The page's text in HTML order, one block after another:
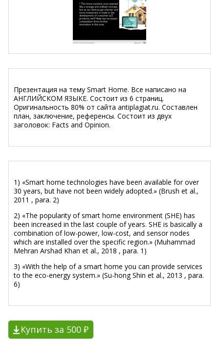
Презентация на тему Smart Home. Все написано на
АНГЛИЙСКОМ ЯЗЫКЕ. Состоит из 6 страниц.
Оригинальность 80% от сайта antiplagiat.ru. Составлен
план, заключение, референсы. Состоит из двух
заголовок: Facts and Opinion.
1) «Smart home technologies have been available for over
30 years, but have not been widely adopted.» (Brush et al.,
2011 , para. 2)
2) «The popularity of smart home environment (SHE) has
been increased in the last couple of years. SHE is basically a
combination of low-power, low-cost, and sensor nodes
which are installed over the specific region.» (Muhammad
Mehran Arshad Khan et al., 2018 , para. 1)
3) «With the help of a smart home you can provide services
to the eco-energy system.» (Su-hong Shin et al., 2013 , para.
6)
Купить за 500 ₽